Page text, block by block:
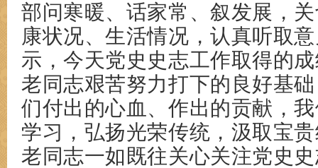
部问寒暖、话家常、叙发展，
康状况、生活情况，认真听取
示，今天党史史志工作取得的
老同志艰苦努力打下的良好基
们付出的心血、作出的贡献，
学习，弘扬光荣传统，汲取宝
老同志一如既往关心关注党史